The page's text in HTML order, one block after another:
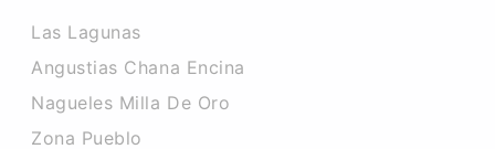
Las Lagunas
Angustias Chana Encina
Nagueles Milla De Oro
Zona Pueblo